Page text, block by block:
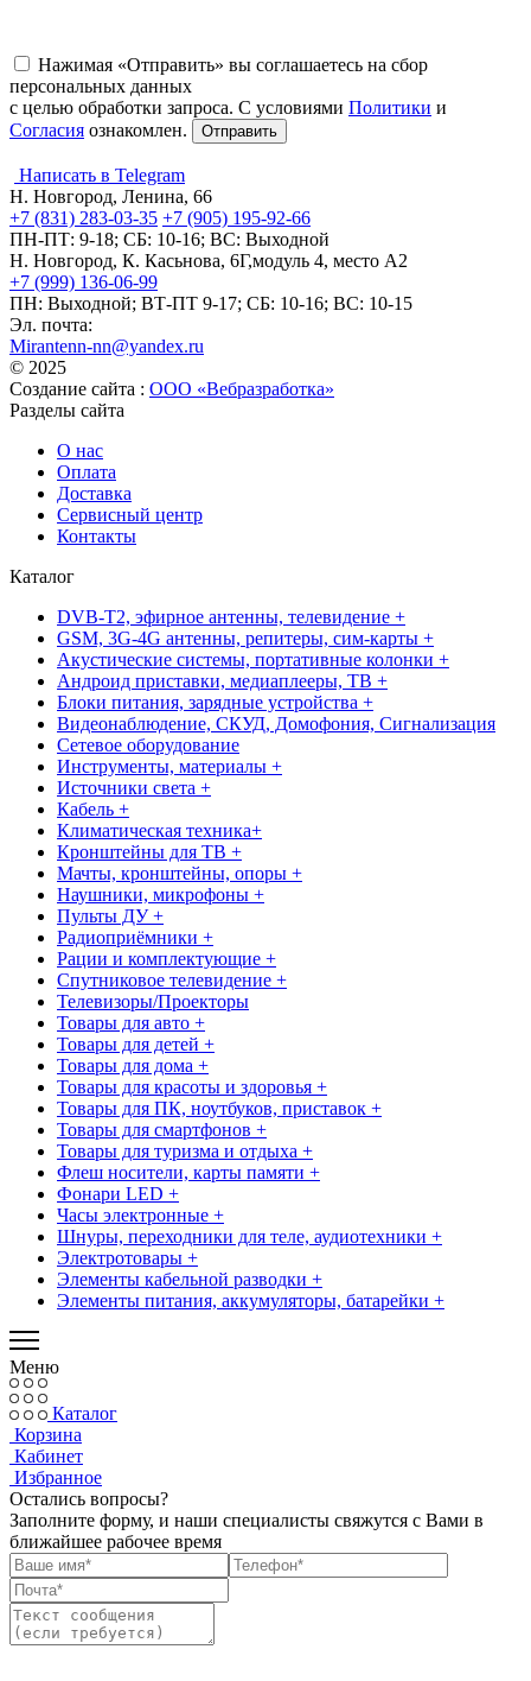
Нажимая «Отправить» вы соглашаетесь на сбор
персональных данных
с целью обработки запроса. С условиями Политики и
Согласия ознакомлен.
Написать в Telegram
Н. Новгород, Ленина, 66
+7 (831) 283-03-35 +7 (905) 195-92-66
ПН-ПТ: 9-18; СБ: 10-16; ВС: Выходной
Н. Новгород, К. Касьнова, 6Г,модуль 4, место А2
+7 (999) 136-06-99
ПН: Выходной; ВТ-ПТ 9-17; СБ: 10-16; ВС: 10-15
Эл. почта:
Mirantenn-nn@yandex.ru
© 2025
Создание сайта : ООО «Вебразработка»
Разделы сайта
О нас
Оплата
Доставка
Сервисный центр
Контакты
Каталог
DVB-T2, эфирное антенны, телевидение +
GSM, 3G-4G антенны, репитеры, сим-карты +
Акустические системы, портативные колонки +
Андроид приставки, медиаплееры, ТВ +
Блоки питания, зарядные устройства +
Видеонаблюдение, СКУД, Домофония, Сигнализация
Сетевое оборудование
Инструменты, материалы +
Источники света +
Кабель +
Климатическая техника+
Кронштейны для ТВ +
Мачты, кронштейны, опоры +
Наушники, микрофоны +
Пульты ДУ +
Радиоприёмники +
Рации и комплектующие +
Спутниковое телевидение +
Телевизоры/Проекторы
Товары для авто +
Товары для детей +
Товары для дома +
Товары для красоты и здоровья +
Товары для ПК, ноутбуков, приставок +
Товары для смартфонов +
Товары для туризма и отдыха +
Флеш носители, карты памяти +
Фонари LED +
Часы электронные +
Шнуры, переходники для теле, аудиотехники +
Электротовары +
Элементы кабельной разводки +
Элементы питания, аккумуляторы, батарейки +
Меню
Каталог
Корзина
Кабинет
Избранное
Остались вопросы?
Заполните форму, и наши специалисты свяжутся с Вами в
ближайшее рабочее время